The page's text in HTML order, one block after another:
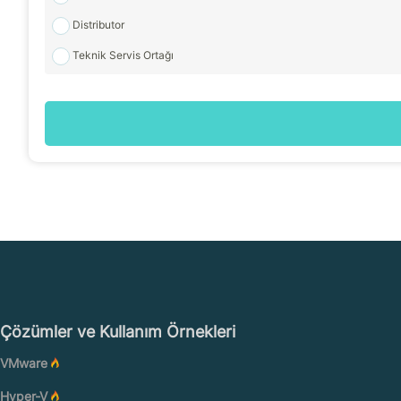
Distributor
Teknik Servis Ortağı
Çözümler ve Kullanım Örnekleri
VMware
Hyper-V